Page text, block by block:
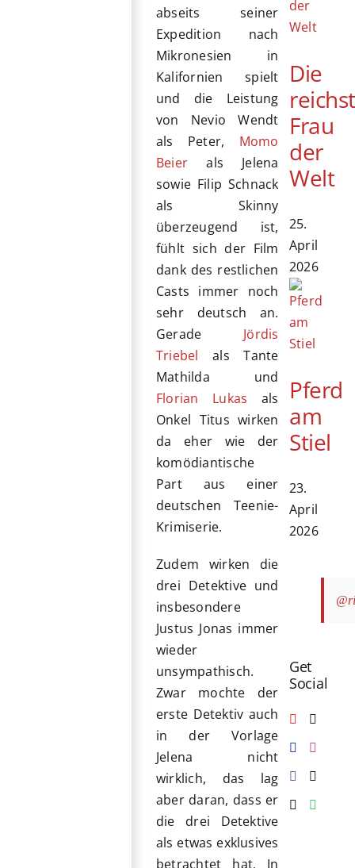
abseits seiner
Expedition nach
Mikronesien in
Kalifornien spielt
und die Leistung
von Nevio Wendt
als Peter, Momo
Beier als Jelena
sowie Filip Schnack
als Skinny
überzeugend ist,
fühlt sich der Film
dank des restlichen
Casts immer noch
sehr deutsch an.
Gerade Jördis
Triebel als Tante
Mathilda und
Florian Lukas als
Onkel Titus wirken
da eher wie der
komödiantische
Part aus einer
deutschen Teenie-
Krimiserie.
Zudem wirken die
drei Detektive und
insbesondere
Justus Jonas immer
wieder
unsympathisch.
Zwar mochte der
erste Detektiv auch
in der Vorlage
Jelena nicht
wirklich, das lag
aber daran, dass er
die drei Detektive
als etwas exklusives
betrachtet hat. In
Die
Frau
der
Welt
25.
April
2026
Pferd
am
Stiel
23.
April
2026
Get
Social